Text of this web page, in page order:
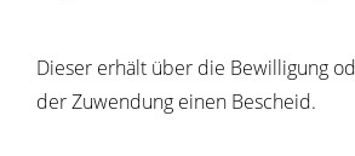
Dieser erhält über die Bewilligung
der Zuwendung einen Bescheid.